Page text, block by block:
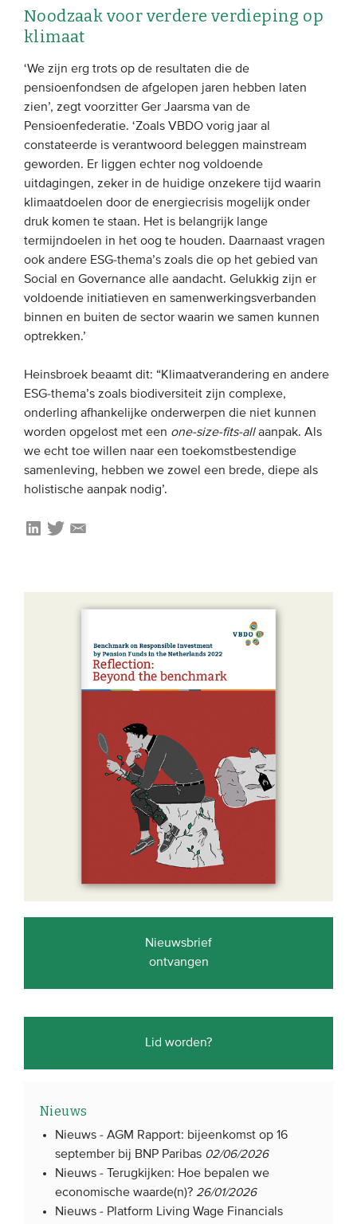
Noodzaak voor verdere verdieping op
klimaat
‘We zijn erg trots op de resultaten die de
pensioenfondsen de afgelopen jaren hebben laten
zien’, zegt voorzitter Ger Jaarsma van de
Pensioenfederatie. ‘Zoals VBDO vorig jaar al
constateerde is verantwoord beleggen mainstream
geworden. Er liggen echter nog voldoende
uitdagingen, zeker in de huidige onzekere tijd waarin
klimaatdoelen door de energiecrisis mogelijk onder
druk komen te staan. Het is belangrijk lange
termijndoelen in het oog te houden. Daarnaast vragen
ook andere ESG-thema’s zoals die op het gebied van
Social en Governance alle aandacht. Gelukkig zijn er
voldoende initiatieven en samenwerkingsverbanden
binnen en buiten de sector waarin we samen kunnen
optrekken.’
Heinsbroek beaamt dit: “Klimaatverandering en andere
ESG-thema’s zoals biodiversiteit zijn complexe,
onderling afhankelijke onderwerpen die niet kunnen
worden opgelost met een one-size-fits-allaanpak. Als
we echt toe willen naar een toekomstbestendige
samenleving, hebben we zowel een brede, diepe als
holistische aanpak nodig’.
Nieuwsbrief
ontvangen
Lid worden?
Nieuws
Nieuws -AGM Rapport: bijeenkomst op 16
september bij BNP Paribas 02/06/2026
Nieuws - Terugkijken: Hoe bepalen we
economische waarde(n)? 26/01/2026
Nieuws - Platform Living Wage Financials